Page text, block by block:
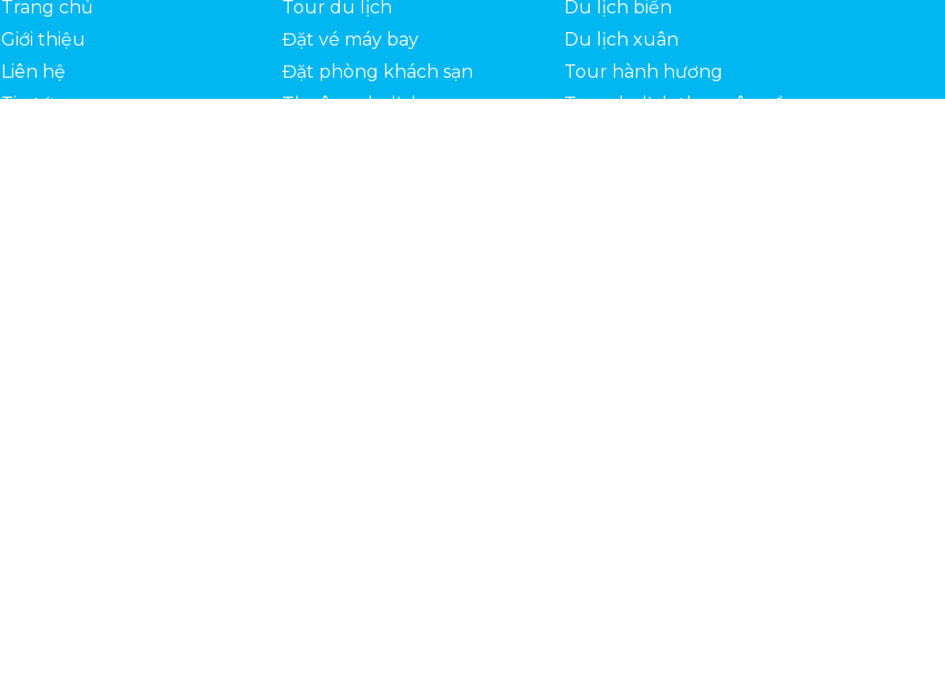
Trang chủ
Giới thiệu
Liên hệ
Tin tức
Tour du lịch
Đặt vé máy bay
Đặt phòng khách sạn
Thuê xe du lịch
Du lịch biển
Du lịch xuân
Tour hành hương
Tour du lịch theo yêu cầu